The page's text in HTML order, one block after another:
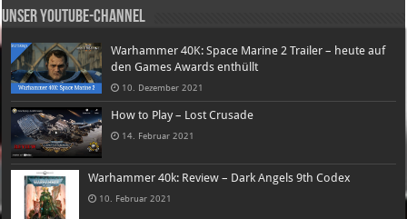
Unser Youtube-Channel
Warhammer 40K: Space Marine 2 Trailer – heute auf
den Games Awards enthüllt
10. Dezember 2021
How to Play – Lost Crusade
14. Februar 2021
Warhammer 40k: Review – Dark Angels 9th Codex
10. Februar 2021